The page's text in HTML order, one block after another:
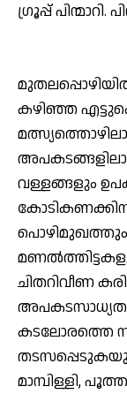
ഗ്രൂപ്പ് പിന്മാറി.
കഴിഞ്ഞ
വള്ളങ്ങളും
പൊഴിമുഖത്തും
ചിതറിവീണ
അപകടസാധ്യത
കടലോരത്തെ
തടസപ്പെടുകയും
മാമ്പിള്ളി,